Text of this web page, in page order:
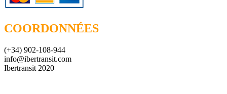
COORDONNÉES
(+34) 902-108-944
info@ibertransit.com
Ibertransit 2020